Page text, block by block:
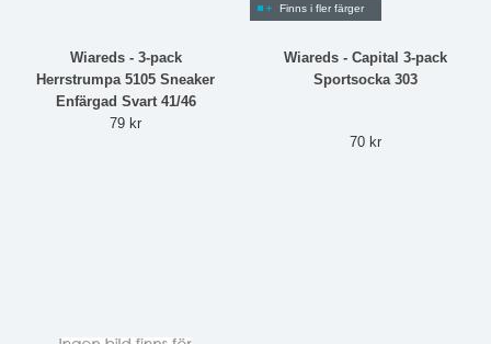
Wiareds - 3-pack
Herrstrumpa 5105 Sneaker
Enfärgad Svart 41/46
79 kr
Finns i fler färger
Wiareds - Capital 3-pack
Sportsocka 303
70 kr